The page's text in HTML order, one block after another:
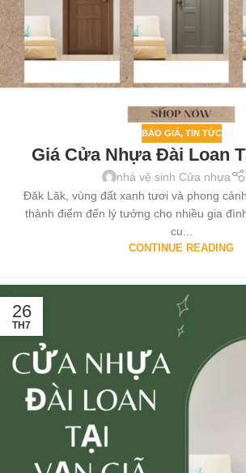
BÁO GIÁ, TIN TỨC
Giá Cửa Nhựa Đài Loan
nhà vệ sinh Cửa nhựa
Đăk Lăk, vùng đất xanh tươi và phong
thành điểm đến lý tưởng cho nhiều gia
cu...
CONTINUE READING
26
TH7